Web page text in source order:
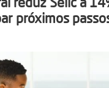
próximos